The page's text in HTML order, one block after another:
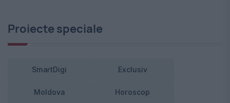
Proiecte speciale
SmartDigi Exclusiv
Moldova Horoscop